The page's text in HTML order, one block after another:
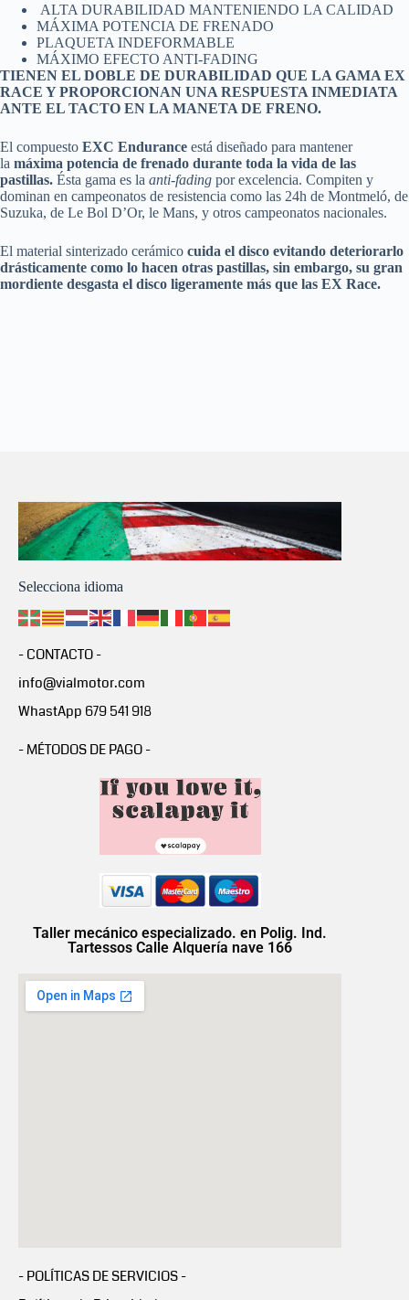
ALTA DURABILIDAD MANTENIENDO LA CALIDAD
MÁXIMA POTENCIA DE FRENADO
PLAQUETA INDEFORMABLE
MÁXIMO EFECTO ANTI-FADING
TIENEN EL DOBLE DE DURABILIDAD QUE LA GAMA EX
RACE Y PROPORCIONAN UNA RESPUESTA INMEDIATA
ANTE EL TACTO EN LA MANETA DE FRENO.
El compuesto EXC Endurance está diseñado para mantener
la máxima potencia de frenado durante toda la vida de las
pastillas. Ésta gama es la anti-fading por excelencia. Compiten y
dominan en campeonatos de resistencia como las 24h de Montmeló, de
Suzuka, de Le Bol D’Or, le Mans, y otros campeonatos nacionales.
El material sinterizado cerámico cuida el disco evitando deteriorarlo
drásticamente como lo hacen otras pastillas, sin embargo, su gran
mordiente desgasta el disco ligeramente más que las EX Race.
Selecciona idioma
- CONTACTO -
info@vialmotor.com
WhastApp 679 541 918
- MÉTODOS DE PAGO -
Taller mecánico especializado. en Polig. Ind.
Tartessos Calle Alquería nave 166
- POLÍTICAS DE SERVICIOS -